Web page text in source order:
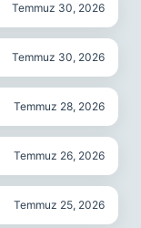
Temmuz 30, 2026
Temmuz 30, 2026
Temmuz 28, 2026
Temmuz 26, 2026
Temmuz 25, 2026